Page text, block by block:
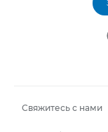
Свяжитесь с нами